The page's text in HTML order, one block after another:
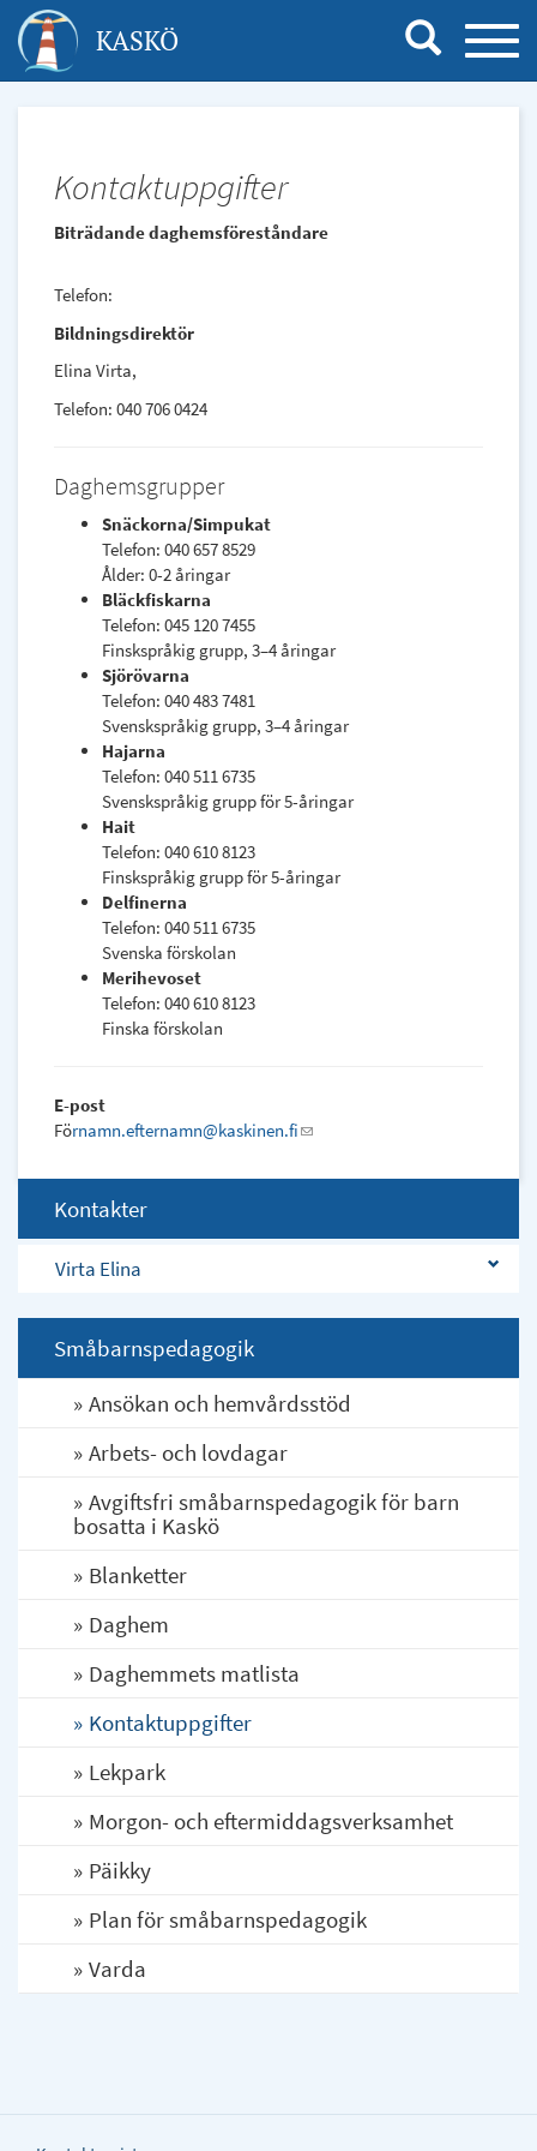
Hoppa
till
huvudinnehåll
KASKÖ
Kontaktuppgifter
Biträdande daghemsföreståndare
Telefon:
Bildningsdirektör
Elina Virta,
Telefon: 040 706 0424
Daghemsgrupper
Snäckorna/Simpukat
Telefon: 040 657 8529
Ålder: 0-2 åringar
Bläckfiskarna
Telefon: 045 120 7455
Finskspråkig grupp, 3–4 åringar
Sjörövarna
Telefon: 040 483 7481
Svenskspråkig grupp, 3–4 åringar
Hajarna
Telefon: 040 511 6735
Svenskspråkig grupp för 5-åringar
Hait
Telefon: 040 610 8123
Finskspråkig grupp för 5-åringar
Delfinerna
Telefon: 040 511 6735
Svenska förskolan
Merihevoset
Telefon: 040 610 8123
Finska förskolan
E-post
Förnamn.efternamn@kaskinen.fi(link
e-
Kontakter
Virta Elina
Småbarnspedagogik
Ansökan och hemvårdsstöd
Arbets- och lovdagar
Avgiftsfri småbarnspedagogik för barn
bosatta i Kaskö
Blanketter
Daghem
Daghemmets matlista
Kontaktuppgifter
Lekpark
Morgon- och eftermiddagsverksamhet
Päikky
Plan för småbarnspedagogik
Varda